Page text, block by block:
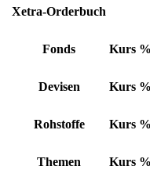
Xetra-Orderbuch
Fonds Kurs %
Devisen Kurs %
Rohstoffe Kurs %
Themen Kurs %